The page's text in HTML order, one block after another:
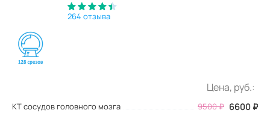
264 отзыва
Цена, руб.:
КТ сосудов головного мозга 9500₽ 6600 ₽